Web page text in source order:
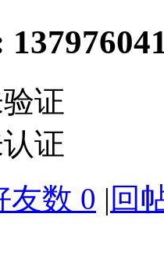
证
证
友数 0 | 回